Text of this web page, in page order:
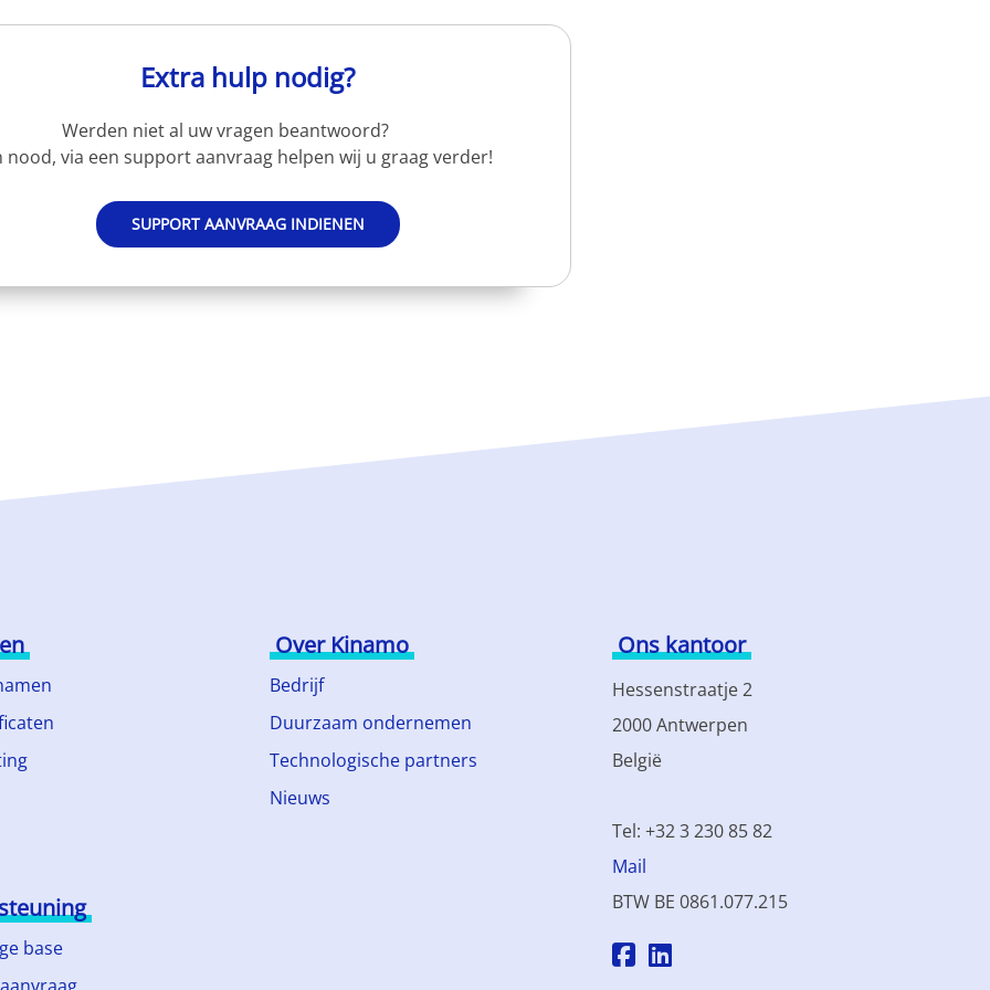
Extra hulp nodig?
Werden niet al uw vragen beantwoord?
nood, via een support aanvraag helpen wij u graag verder!
SUPPORT AANVRAAG INDIENEN
Over Kinamo
Bedrijf
Duurzaam ondernemen
Technologische partners
Nieuws
base
Ons kantoor
Hessenstraatje 2
2000 Antwerpen
België
Tel: +32 3 230 85 82
Mail
BTW BE 0861.077.215